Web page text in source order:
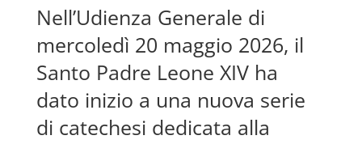
Nell’Udienza Generale di
mercoledì 20 maggio 2026, il
Santo Padre Leone XIV ha
dato inizio a una nuova serie
di catechesi dedicata alla